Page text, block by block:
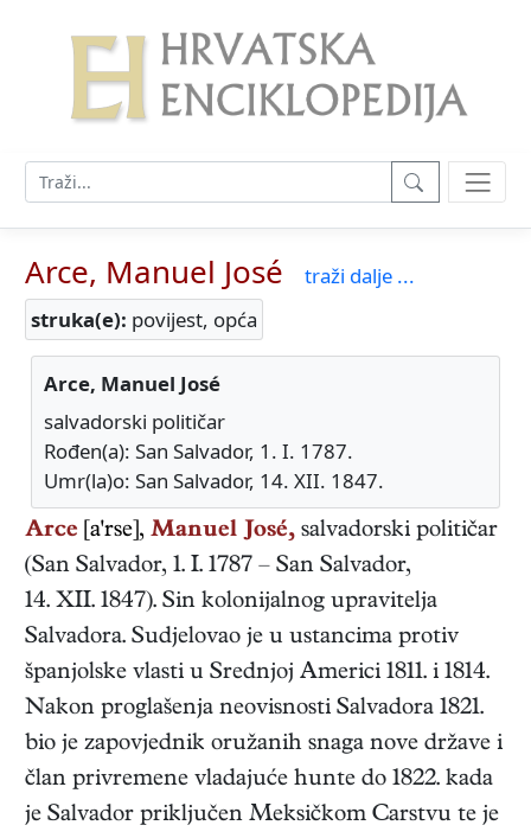
Arce, Manuel José
traži dalje ...
struka(e): povijest, opća
Arce, Manuel José
salvadorski političar
Rođen(a): San Salvador, 1. I. 1787.
Umr(la)o: San Salvador, 14. XII. 1847.
Arce [a'rse], Manuel José, salvadorski političar
(San Salvador, 1. I. 1787 – San Salvador,
14. XII. 1847). Sin kolonijalnog upravitelja
Salvadora. Sudjelovao je u ustancima protiv
španjolske vlasti u Srednjoj Americi 1811. i 1814.
Nakon proglašenja neovisnosti Salvadora 1821.
bio je zapovjednik oružanih snaga nove države i
član privremene vladajuće hunte do 1822. kada
je Salvador priključen Meksičkom Carstvu te je